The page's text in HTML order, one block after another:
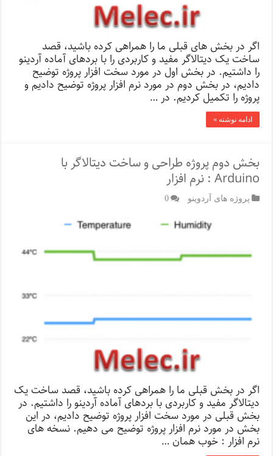
اگر در بخش های قبلی ما را همراهی کرده باشید، قصد
ساخت یک دیتالاگر مفید و کاربردی را با بردهای آماده آردینو
را داشتیم. در بخش اول در مورد سخت افزار پروژه توضیح
دادیم، در بخش دوم در مورد نرم افزار پروژه توضیح دادیم و
پروژه را تکمیل کردیم. در …
ادامه نوشته »
بخش دوم پروژه طراحی و ساخت دیتالاگر با
Arduino : نرم افزار
پروژه های آردوینو 0
اگر در بخش قبلی ما را همراهی کرده باشید، قصد ساخت یک
دیتالاگر مفید و کاربردی با بردهای آماده آردینو را داشتیم. در
بخش قبلی در مورد سخت افزار پروژه توضیح دادیم، در این
بخش در مورد نرم افزار پروژه توضیح می دهیم. نسخه های
نرم افزار : خوب همان …